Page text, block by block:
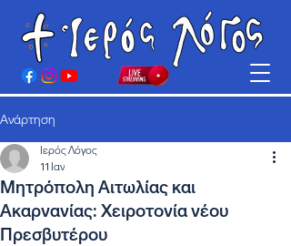
Ανάρτηση
Μητρόπολη Αιτωλίας και
Ακαρνανίας: Χειροτονία νέου
Πρεσβυτέρου
Ιερός Λόγος
11 Ιαν